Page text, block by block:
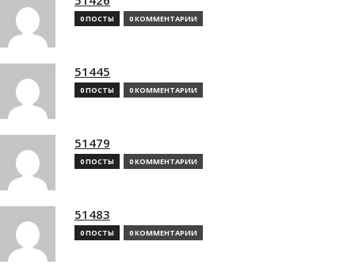
0 ПОСТЫ 0 КОММЕНТАРИИ
51445
0 ПОСТЫ 0 КОММЕНТАРИИ
51479
0 ПОСТЫ 0 КОММЕНТАРИИ
51483
0 ПОСТЫ 0 КОММЕНТАРИИ